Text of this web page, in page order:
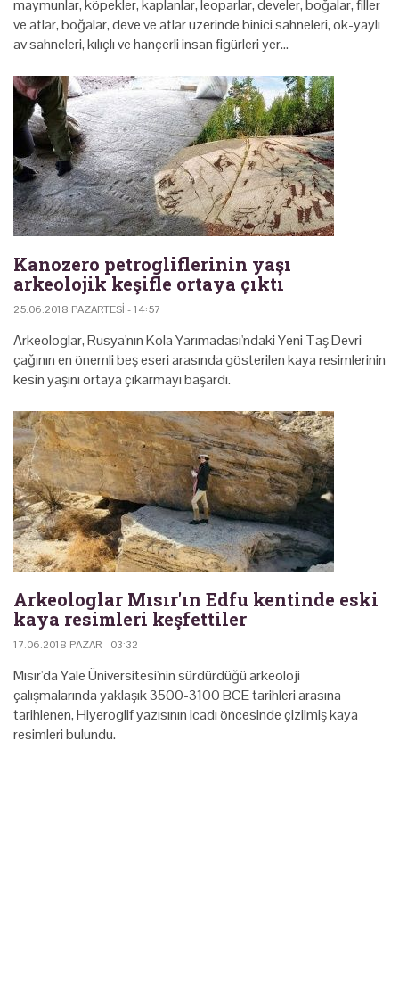
maymunlar, köpekler, kaplanlar, leoparlar, develer, boğalar, filler
ve atlar, boğalar, deve ve atlar üzerinde binici sahneleri, ok-yaylı
av sahneleri, kılıçlı ve hançerli insan figürleri yer…
Kanozero petrogliflerinin yaşı
arkeolojik keşifle ortaya çıktı
25.06.2018 PAZARTESI - 14:57
Arkeologlar, Rusya'nın Kola Yarımadası'ndaki Yeni Taş Devri
çağının en önemli beş eseri arasında gösterilen kaya resimlerinin
kesin yaşını ortaya çıkarmayı başardı.
Arkeologlar Mısır'ın Edfu kentinde eski
kaya resimleri keşfettiler
17.06.2018 PAZAR - 03:32
Mısır'da Yale Üniversitesi'nin sürdürdüğü arkeoloji
çalışmalarında yaklaşık 3500-3100 BCE tarihleri arasına
tarihlenen, Hiyeroglif yazısının icadı öncesinde çizilmiş kaya
resimleri bulundu.